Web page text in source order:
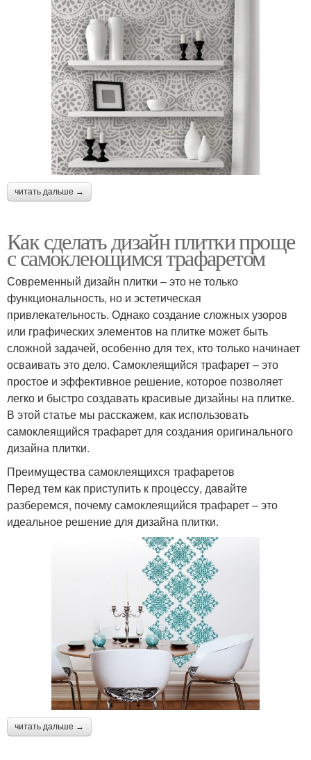
читать дальше →
Как сделать дизайн плитки проще
с самоклеющимся трафаретом
Современный дизайн плитки – это не только
функциональность, но и эстетическая
привлекательность. Однако создание сложных узоров
или графических элементов на плитке может быть
сложной задачей, особенно для тех, кто только начинает
осваивать это дело. Самоклеящийся трафарет – это
простое и эффективное решение, которое позволяет
легко и быстро создавать красивые дизайны на плитке.
В этой статье мы расскажем, как использовать
самоклеящийся трафарет для создания оригинального
дизайна плитки.
Преимущества самоклеящихся трафаретов
Перед тем как приступить к процессу, давайте
разберемся, почему самоклеящийся трафарет – это
идеальное решение для дизайна плитки.
читать дальше →